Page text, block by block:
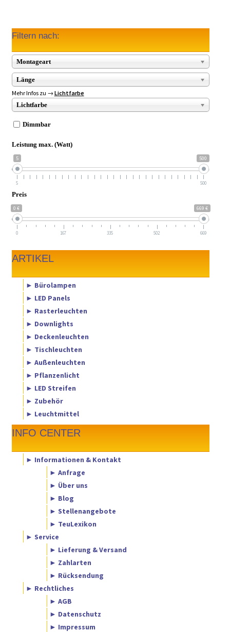
Filtern nach:
Montageart
Länge
Mehr Infos zu → Lichtfarbe
Lichtfarbe
Dimmbar
Leistung max. (Watt)
5 500
5 500
Preis
0 € 669 €
0 167 335 502 669
ARTIKEL
► Bürolampen
► LED Panels
► Rasterleuchten
► Downlights
► Deckenleuchten
► Tischleuchten
► Außenleuchten
► Pflanzenlicht
► LED Streifen
► Zubehör
► Leuchtmittel
INFO CENTER
► Informationen & Kontakt
► Anfrage
► Über uns
► Blog
► Stellenangebote
► TeuLexikon
► Service
► Lieferung & Versand
► Zahlarten
► Rücksendung
► Rechtliches
► AGB
► Datenschutz
► Impressum